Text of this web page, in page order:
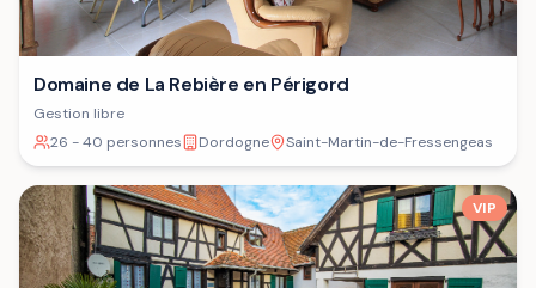
Domaine de La Rebière en Périgord
Gestion libre
26 - 40 personnes
Dordogne Saint-Martin-de-Fressengeas
VIP